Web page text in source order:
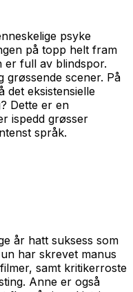
psyke
på topp helt fram
er full av blindspor.
grøssende scener. På
det eksistensielle
Dette er en
ispedd grøsser
språk.
år hatt suksess som
har skrevet manus
samt kritikerroste
. Anne er også